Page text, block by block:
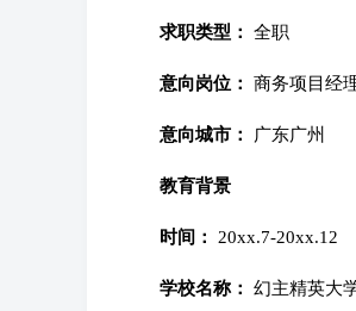
求职类型： 全职
意向岗位： 商务项目经
意向城市： 广东广州
教育背景
时间： 20xx.7-20xx.12
学校名称： 幻主精英大